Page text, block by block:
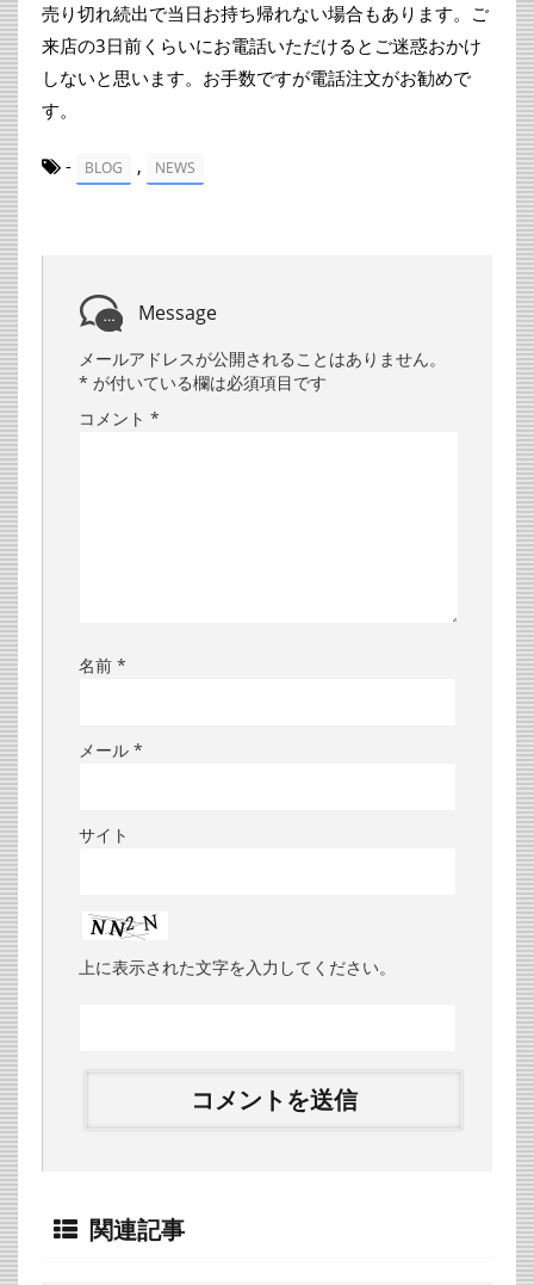
売り切れ続出で当日お持ち帰れない場合もあります。ご
来店の3日前くらいにお電話いただけるとご迷惑おかけ
しないと思います。お手数ですが電話注文がお勧めで
す。
- BLOG , NEWS
Message
メールアドレスが公開されることはありません。
* が付いている欄は必須項目です
コメント *
名前 *
メール *
サイト
上に表示された文字を入力してください。
関連記事